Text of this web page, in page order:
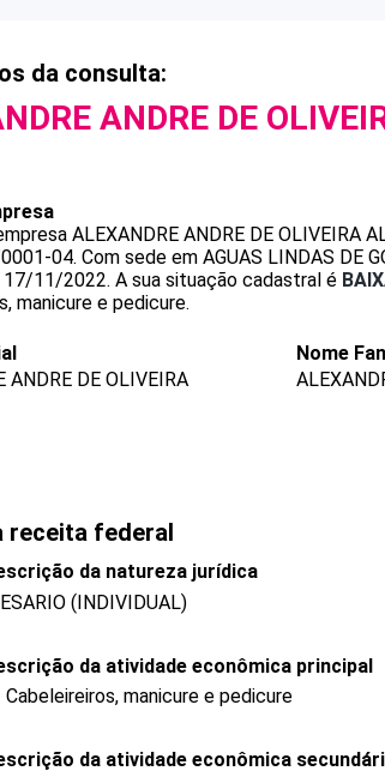
da consulta:
ANDRE DE
ALEXANDRE ANDRE DE OLIVEIRA
04. Com sede em AGUAS LINDAS DE
17/11/2022. A sua situação cadastral é
manicure e pedicure.
ANDRE DE OLIVEIRA
Nome
receita federal
da natureza jurídica
(INDIVIDUAL)
da atividade econômica principal
manicure e pedicure
da atividade econômica